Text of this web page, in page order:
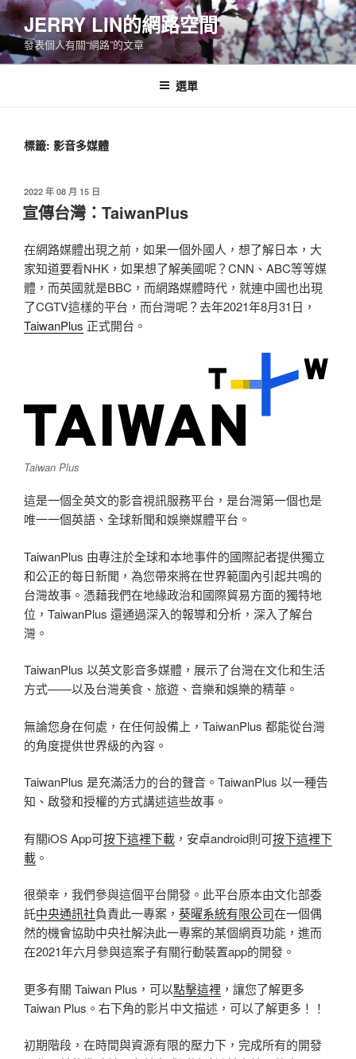
跳
至
主
要
JERRY LIN的網路空間
發表個人有關“網路”的文章
選單
標籤: 影音多媒體
發
佈
於
2022 年 08 月 15 日
宣傳台灣：TaiwanPlus
在網路媒體出現之前，如果一個外國人，想了解日本，大
家知道要看NHK，如果想了解美國呢？CNN、ABC等等媒
體，而英國就是BBC，而網路媒體時代，就連中國也出現
了CGTV這樣的平台，而台灣呢？去年2021年8月31日，
TaiwanPlus 正式開台。
Taiwan Plus
這是一個全英文的影音視訊服務平台， 是台灣第一個也是
唯一一個英語、全球新聞和娛樂媒體平台。
TaiwanPlus 由專注於全球和本地事件的國際記者提供獨立
和公正的每日新聞，為您帶來將在世界範圍內引起共鳴的
台灣故事。憑藉我們在地緣政治和國際貿易方面的獨特地
位，TaiwanPlus 還通過深入的報導和分析，深入了解台
灣。
TaiwanPlus 以英文影音多媒體，展示了台灣在文化和生活
方式——以及台灣美食、旅遊、音樂和娛樂的精華。
無論您身在何處，在任何設備上，TaiwanPlus 都能從台灣
的角度提供世界級的內容。
TaiwanPlus 是充滿活力的台的聲音。 TaiwanPlus 以一種告
知、啟發和授權的方式講述這些故事。
有關iOS App可按下這裡下載 ，安卓android則可按下這裡下
載 。
很榮幸，我們參與這個平台開發。此平台原本由文化部委
託中央通訊社負責此一專案， 葵曜系統有限公司在一個偶
然的機會協助中央社解決此一專案的某個網頁功能，進而
在2021年六月參與這案子有關行動裝置app的開發。
更多有關 Taiwan Plus，可以點擊這裡 ，讓您了解更多
Taiwan Plus。右下角的影片中文描述，可以了解更多！！
初期階段，在時間與資源有限的壓力下，完成所有的開發